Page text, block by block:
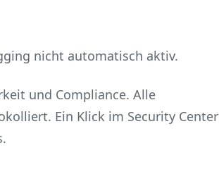
nicht automatisch aktiv.
und Compliance. Alle
Ein Klick im Security Center